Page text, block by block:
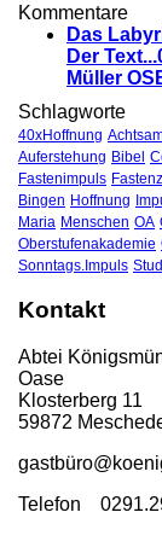
Kommentare
Das
Der Text...
Müller
Schlagworte
40xHoffnung
Auferstehung Bibel
Fastenimpuls
Bingen Hoffnung
Maria Menschen OA
Oberstufenakademie
Sonntags.Impuls
Kontakt
Abtei
Oase
Klosterberg 11
59872
gastbü
Telefon